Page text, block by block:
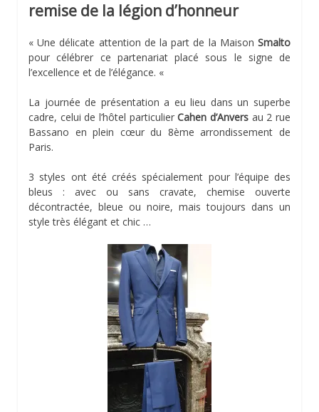
remise de la légion d’honneur
« Une délicate attention de la part de la Maison Smalto
pour célébrer ce partenariat placé sous le signe de
l’excellence et de l’élégance. «
La journée de présentation a eu lieu dans un superbe
cadre, celui de l’hôtel particulierCahen d’Anvers au 2 rue
Bassano en plein cœur du 8ème arrondissement de
Paris.
3 styles ont été créés spécialement pour l’équipe des
bleus : avec ou sans cravate, chemise ouverte
décontractée, bleue ou noire, mais toujours dans un
style très élégant et chic …